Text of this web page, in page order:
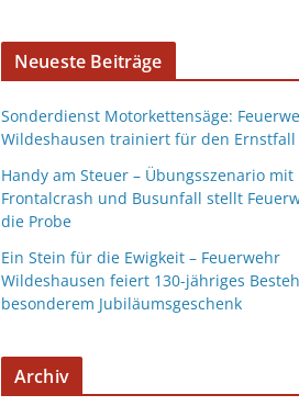
Neueste Beiträge
Sonderdienst Motorkettensäge:
Wildeshausen trainiert für den Ernstfall
Handy am Steuer – Übungsszenario mit
Frontalcrash und Busunfall stellt
die Probe
Ein Stein für die Ewigkeit – Feuerwehr
Wildeshausen feiert 130-jähriges
besonderem Jubiläumsgeschenk
Archiv